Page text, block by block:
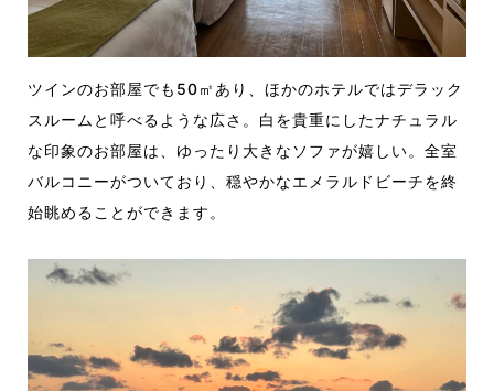
ツインのお部屋でも50㎡あり、ほかのホテルではデラック
スルームと呼べるような広さ。白を貴重にしたナチュラル
な印象のお部屋は、ゆったり大きなソファが嬉しい。全室
バルコニーがついており、穏やかなエメラルドビーチを終
始眺めることができます。